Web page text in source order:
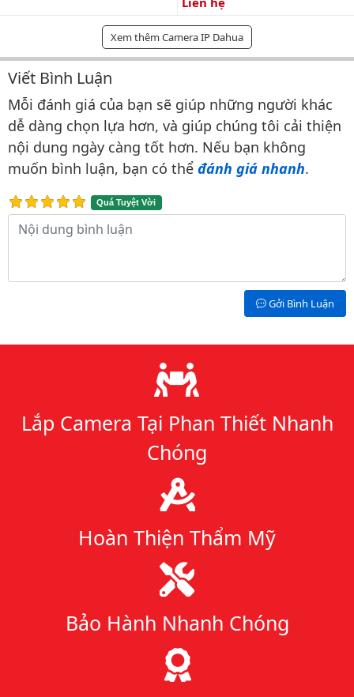
Xem thêm Camera IP Dahua
Bình luận & Đánh giá
Viết Bình Luận
Mỗi đánh giá của bạn sẽ giúp những người khác
dễ dàng chọn lựa hơn, và giúp chúng tôi cải thiện
nội dung ngày càng tốt hơn. Nếu bạn không
muốn bình luận, bạn có thể đánh giá nhanh.
Quá Tuyệt Vời
Nội dung bình luận
Gởi Bình Luận
Lý do chọn chúng tôi
Lắp Camera Tại Phan Thiết Nhanh
Chóng
Hoàn Thiện Thẩm Mỹ
Bảo Hành Nhanh Chóng